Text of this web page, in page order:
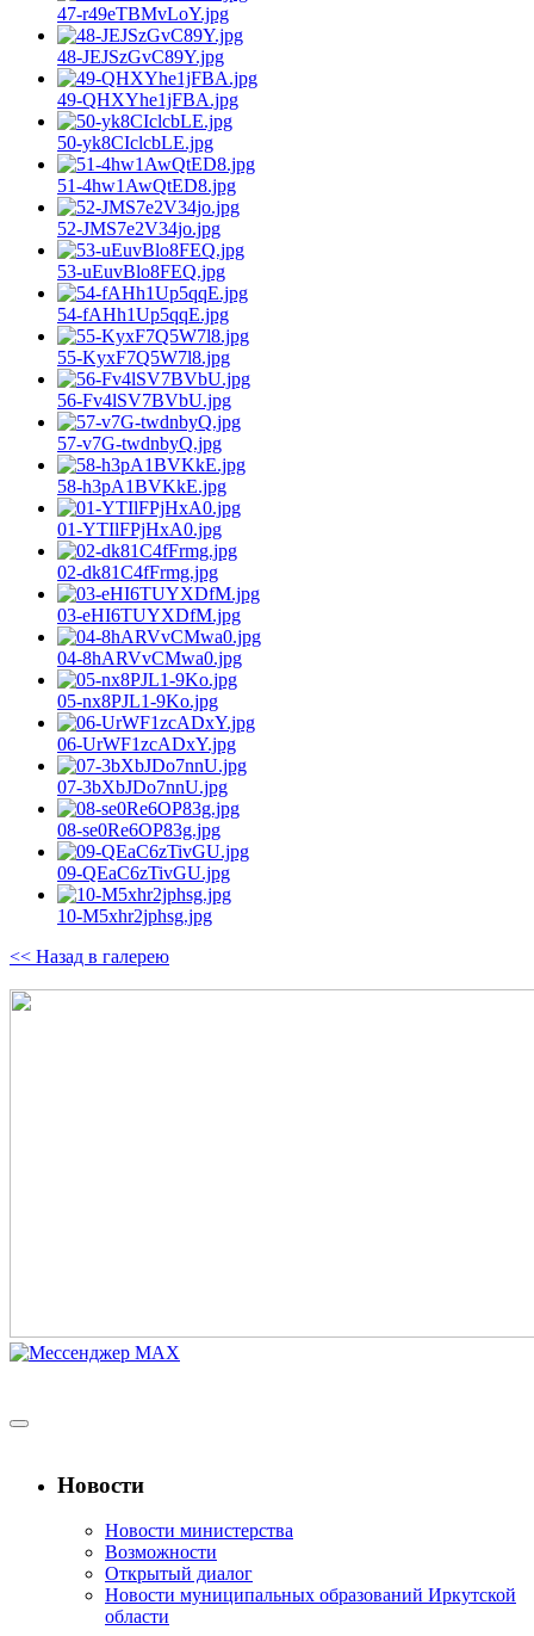
47-r49eTBMvLoY.jpg
48-JEJSzGvC89Y.jpg
49-QHXYhe1jFBA.jpg
50-yk8CIclcbLE.jpg
51-4hw1AwQtED8.jpg
52-JMS7e2V34jo.jpg
53-uEuvBlo8FEQ.jpg
54-fAHh1Up5qqE.jpg
55-KyxF7Q5W7l8.jpg
56-Fv4lSV7BVbU.jpg
57-v7G-twdnbyQ.jpg
58-h3pA1BVKkE.jpg
01-YTIlFPjHxA0.jpg
02-dk81C4fFrmg.jpg
03-eHI6TUYXDfM.jpg
04-8hARVvCMwa0.jpg
05-nx8PJL1-9Ko.jpg
06-UrWF1zcADxY.jpg
07-3bXbJDo7nnU.jpg
08-se0Re6OP83g.jpg
09-QEaC6zTivGU.jpg
10-M5xhr2jphsg.jpg
<< Назад в галерею
Новости
Новости министерства
Возможности
Открытый диалог
Новости муниципальных образований Иркутской
области